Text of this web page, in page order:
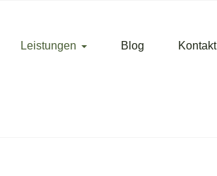
Leistungen Blog Kontakt